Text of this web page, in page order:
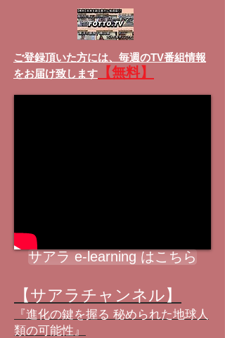
ご登録頂いた方には、 毎週のTV番組情報
をお届け致します
【無料】
サアラ e-learning はこちら
【サアラチャンネル】
『進化の鍵を握る 秘められた地球人
類の可能性』